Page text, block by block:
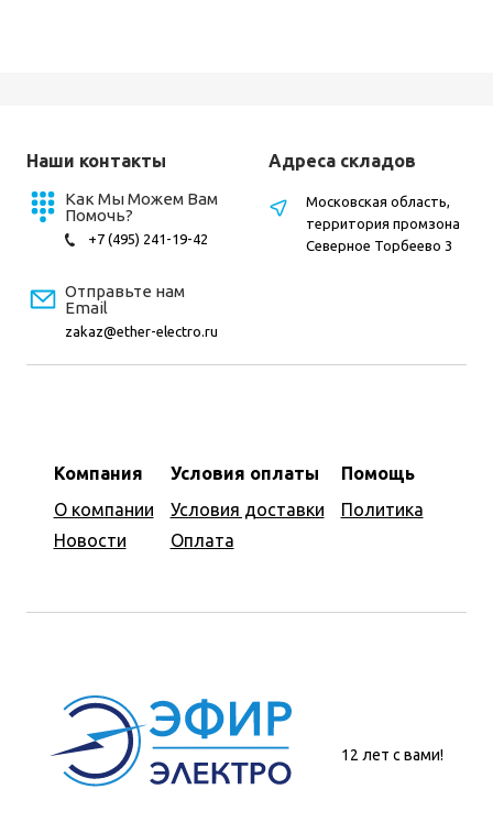
Наши контакты
Как Мы Можем Вам
Помочь?
+7 (495) 241-19-42
Отправьте нам
Email
zakaz@ether-electro.ru
Компания
О компании
Новости
Условия оплаты
Условия доставки
Оплата
Помощь
Политика
Адреса складов
Московская область,
территория промзона
Северное Торбеево 3
12 лет с вами!